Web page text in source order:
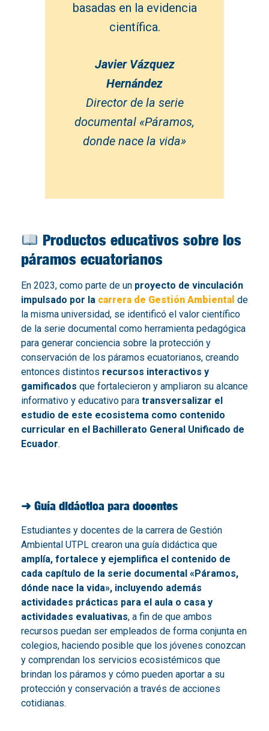
basadas en la evidencia
científica.
Javier Vázquez
Hernández
Director de la serie
documental «Páramos,
donde nace la vida»
Productos educativos sobre los
páramos ecuatorianos
En 2023, como parte de un proyecto de vinculación
impulsado por la carrera de Gestión Ambiental de
la misma universidad, se identificó el valor científico
de la serie documental como herramienta pedagógica
para generar conciencia sobre la protección y
conservación de los páramos ecuatorianos, creando
entonces distintos recursos interactivos y
gamificados que fortalecieron y ampliaron su alcance
informativo y educativo para transversalizar el
estudio de este ecosistema como contenido
curricular en el Bachillerato General Unificado de
Ecuador.
➜ Guía didáctica para docentes
Estudiantes y docentes de la carrera de Gestión
Ambiental UTPL crearon una guía didáctica que
amplía, fortalece y ejemplifica el contenido de
cada capítulo de la serie documental «Páramos,
dónde nace la vida», incluyendo además
actividades prácticas para el aula o casa y
actividades evaluativas, a fin de que ambos
recursos puedan ser empleados de forma conjunta en
colegios, haciendo posible que los jóvenes conozcan
y comprendan los servicios ecosistémicos que
brindan los páramos y cómo pueden aportar a su
protección y conservación a través de acciones
cotidianas.